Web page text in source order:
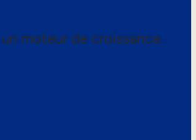
moteur de croissance.